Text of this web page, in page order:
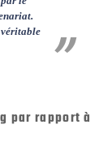
véritable
par rapport à